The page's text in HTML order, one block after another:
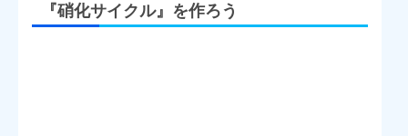
とは？水槽の立ち上げ...
『硝化サイクル』を作ろう